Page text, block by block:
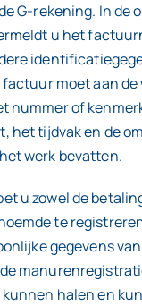
G-rekening. In de
u het
moet aan
nummer of
het tijdvak en de
werk bevatten.
u zowel de
te
gegevens
halen en